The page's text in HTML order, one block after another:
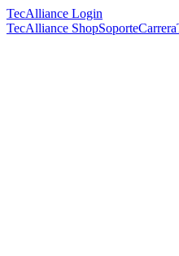
TecAlliance Login
TecAlliance ShopSoporteCarrera